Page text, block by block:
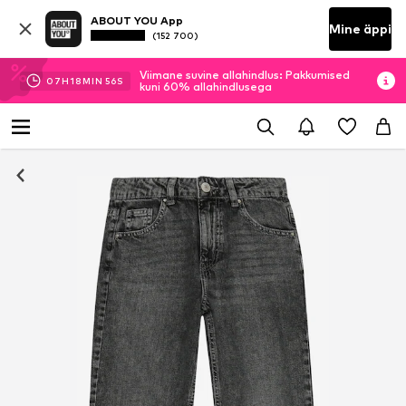
ABOUT YOU App
(152 700) Mine äppi
07H18MIN 56S
Viimane suvine allahindlus: Pakkumised
kuni 60% allahindlusega